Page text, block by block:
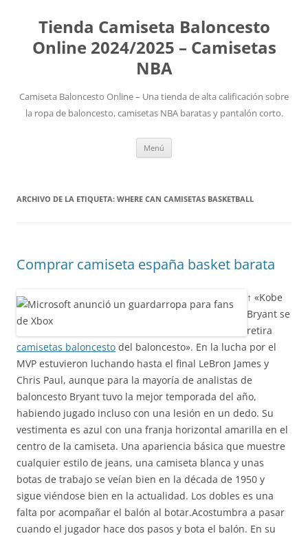
Tienda Camiseta Baloncesto
Online 2024/2025 – Camisetas
NBA
Camiseta Baloncesto Online – Una tienda de alta calificación sobre
la ropa de baloncesto, camisetas NBA baratas y pantalón corto.
Menú
ARCHIVO DE LA ETIQUETA: WHERE CAN CAMISETAS BASKETBALL
Comprar camiseta españa basket barata
↑ «Kobe
Bryant se
retira
camisetas baloncesto del baloncesto». En la lucha por el
MVP estuvieron luchando hasta el final LeBron James y
Chris Paul, aunque para la mayoría de analistas de
baloncesto Bryant tuvo la mejor temporada del año,
habiendo jugado incluso con una lesión en un dedo. Su
vestimenta es azul con una franja horizontal amarilla en el
centro de la camiseta. Una apariencia básica que muestre
cualquier estilo de jeans, una camiseta blanca y unas
botas de trabajo se veían bien en la década de 1950 y
sigue viéndose bien en la actualidad. Los dobles es una
falta por acompañar el balón al botar.Acostumbra a pasar
cuando el jugador hace dos pasos y bota el balón. En su